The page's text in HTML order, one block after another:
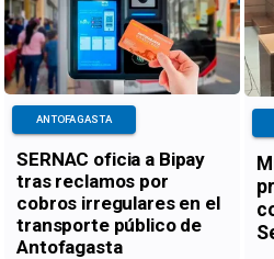
SERNAC oficia a Bipay
tras reclamos por
cobros irregulares en el
transporte público de
Antofagasta
ANTOFAGASTA